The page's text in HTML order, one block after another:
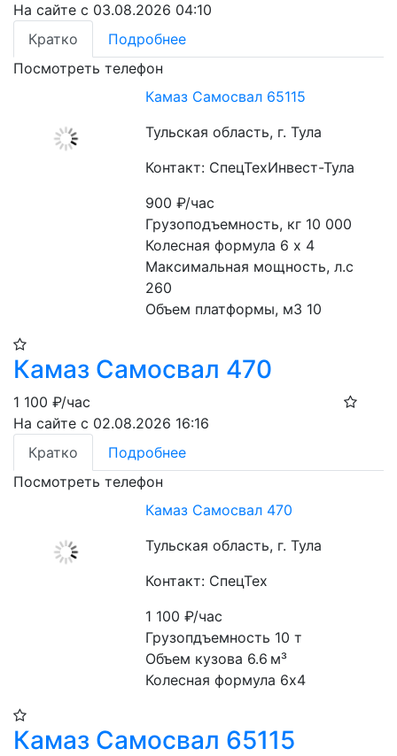
На сайте с 03.08.2026 04:10
Кратко
Подробнее
Посмотреть телефон
Камаз Самосвал 65115
Тульская область, г. Тула
Контакт: СпецТехИнвест-Тула
900₽/час
Грузоподъемность, кг 10 000
Колесная формула 6 х 4
Максимальная мощность, л.с
260
Объем платформы, м3 10
Камаз Самосвал 470
1 100 ₽/час
На сайте с 02.08.2026 16:16
Кратко
Подробнее
Посмотреть телефон
Камаз Самосвал 470
Тульская область, г. Тула
Контакт: СпецТех
1 100₽/час
Грузопдъемность 10 т
Объем кузова 6.6 м³
Колесная формула 6х4
Камаз Самосвал 65115